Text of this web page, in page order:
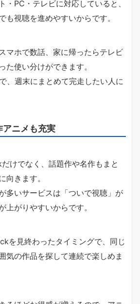
・PC・テレビに対応していると、
も視聴を進めやすいからです。
マホで数話、家に帰ったらテレビ
た使い分けができます。
、週末にまとめて完走したい人に
ニメも充実
けでなく、話題作や名作もまと
向きます。
多いサービスは「ついで視聴」が
上がりやすいからです。
を見終わったタイミングで、同じ
気の作品を探して連続で楽しめま